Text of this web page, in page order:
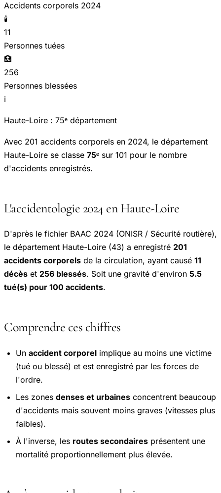
Accidents corporels 2024
🕯️
11
Personnes tuées
🏥
256
Personnes blessées
ℹ️
Haute-Loire : 75ᵉ département
Avec 201 accidents corporels en 2024, le département
Haute-Loire se classe 75ᵉ sur 101 pour le nombre
d'accidents enregistrés.
L'accidentologie 2024 en Haute-Loire
D'après le fichier BAAC 2024 (ONISR / Sécurité routière),
le département Haute-Loire (43) a enregistré 201
accidents corporels de la circulation, ayant causé 11
décès et 256 blessés. Soit une gravité d'environ 5.5
tué(s) pour 100 accidents.
Comprendre ces chiffres
Un accident corporel implique au moins une victime
(tué ou blessé) et est enregistré par les forces de
l'ordre.
Les zones denses et urbaines concentrent beaucoup
d'accidents mais souvent moins graves (vitesses plus
faibles).
À l'inverse, les routes secondaires présentent une
mortalité proportionnellement plus élevée.